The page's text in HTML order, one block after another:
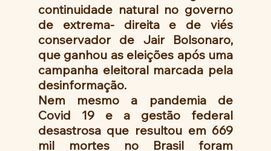
continuidade natural no governo
de extrema- direita e de viés
conservador de Jair Bolsonaro,
que ganhou as eleições após uma
campanha eleitoral marcada pela
desinformação.
Nem mesmo a pandemia de
Covid 19 e a gestão federal
desastrosa que resultou em 669
mil mortes no Brasil foram